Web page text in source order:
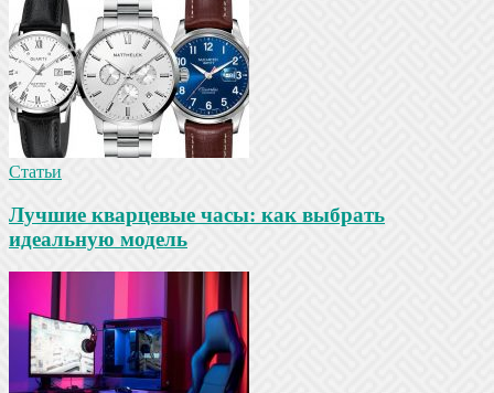
Статьи
Лучшие кварцевые часы: как выбрать
идеальную модель